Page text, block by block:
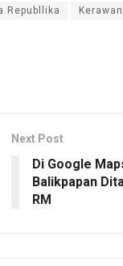
Republlika
Next Post
Di Google
Balikpapan
RM